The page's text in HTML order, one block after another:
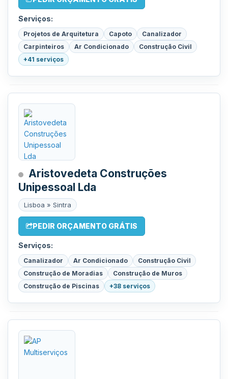
Serviços:
Projetos de Arquitetura Capoto
Canalizador
Carpinteiros
Ar Condicionado
Construção Civil
+41 serviços
Aristovedeta Construções
Unipessoal Lda
Lisboa » Sintra
PEDIR ORÇAMENTO GRÁTIS
Serviços:
Canalizador Ar Condicionado
Construção Civil
Construção de Moradias
Construção de Muros
Construção de Piscinas
+38 serviços